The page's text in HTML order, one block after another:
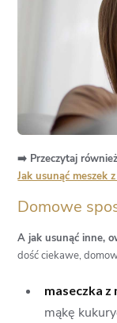
➡️ Przeczytaj
Jak usunąć meszek
Domowe
A jak usunąć inne,
dość ciekawe,
maseczka
mąkę